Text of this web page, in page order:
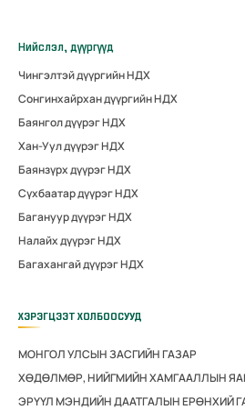
Нийслэл, дүүргүүд
Чингэлтэй дүүргийн НДХ
Сонгинхайрхан дүүргийн НДХ
Баянгол дүүрэг НДХ
Хан-Уул дүүрэг НДХ
Баянзүрх дүүрэг НДХ
Сүхбаатар дүүрэг НДХ
Багануур дүүрэг НДХ
Налайх дүүрэг НДХ
Багахангай дүүрэг НДХ
ХЭРЭГЦЭЭТ ХОЛБООСУУД
МОНГОЛ УЛСЫН ЗАСГИЙН ГАЗАР
ХӨДӨЛМӨР, НИЙГМИЙН ХАМГААЛЛЫН
ЭРҮҮЛ МЭНДИЙН ДААТГАЛЫН ЕРӨНХИЙ